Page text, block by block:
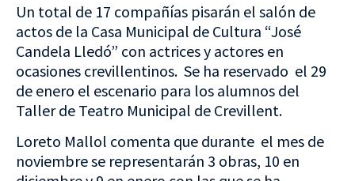
Un total de 17 compañías pisarán el salón de
actos de la Casa Municipal de Cultura “José
Candela Lledó” con actrices y actores en
ocasiones crevillentinos. Se ha reservado el 29
de enero el escenario para los alumnos del
Taller de Teatro Municipal de Crevillent.
Loreto Mallol comenta que durante el mes de
noviembre se representarán 3 obras, 10 en